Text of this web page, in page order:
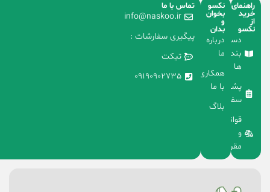
راهنمای
خرید
از
نکسو
دسته
بندی
ها
پشتیبانی
سفارشات
قوانین
و
مقررات
نکسو
بخوان
و
بدان
درباره
ما
همکاری
با ما
بلاگ
تماس با ما
info@naskoo.ir
پیگیری سفارشات :
تیکت
09190902735